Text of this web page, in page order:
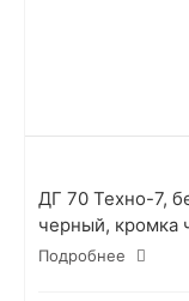
ДГ 70 Техно-7,
черный, кромка
Подробнее